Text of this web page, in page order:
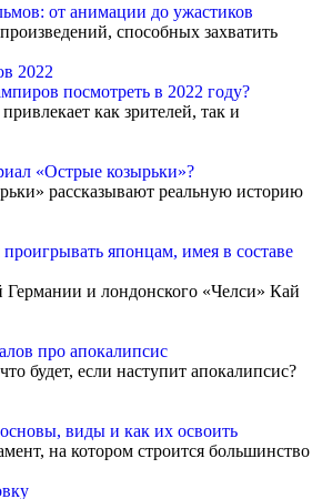
от анимации до ужастиков
способных захватить
посмотреть в 2022 году?
как зрителей, так и
«Острые козырьки»?
рассказывают реальную историю
японцам, имея в составе
и лондонского «Челси» Кай
про апокалипсис
будет, если наступит апокалипсис?
виды и как их освоить
на котором строится большинство